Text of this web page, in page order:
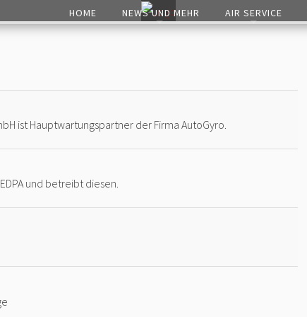
HOME NEWS UND MEHR AIR SERVICE
ist Hauptwartungspartner der Firma AutoGyro.
und betreibt diesen.